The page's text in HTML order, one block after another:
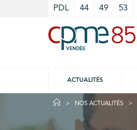
PDL 44 49 53
ACTUALITÉS
NOS ACTUALITÉS
Cookies management panel